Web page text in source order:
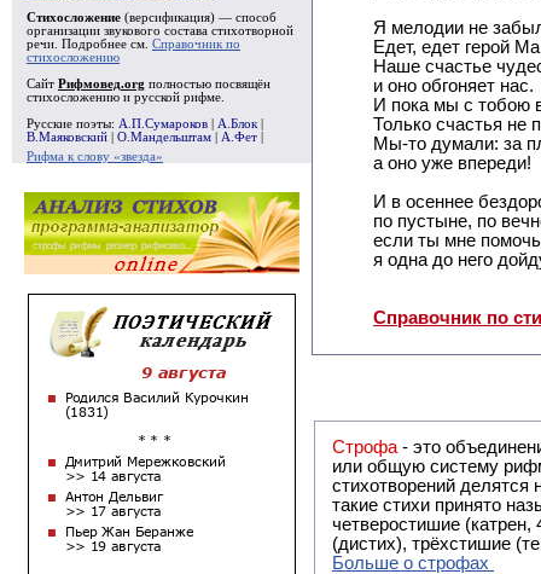
Стихосложение (версификация) — способ
организации звукового состава стихотворной
речи. Подробнее см. Справочник по
стихосложению
Сайт Рифмовед.org полностью посвящён
стихосложению и русской рифме.
Русские поэты: А.П.Сумароков А.Блок
В.Маяковский
О.Мандельштам А.Фет
Рифма к слову «звезда»
Я мелодии не
Едет, едет герой
Наше счастье
и оно обгоняет нас.
И пока мы с тобою
Только счастья не
Мы-то думали: за
а оно уже впереди!
И в осеннее
по пустыне, по
если ты мне
я одна до него
Справочник по
Строфа - это объединение двух
или общую систему рифм, и регулярно или периодически
стихотворений делятся на строфы и т.о. являются строфическими.
такие стихи принято называть астрофическими. Самая популярная строфа в русской поэзии -
четверостишие
(дистих), трёхстишие
Больше о строфах